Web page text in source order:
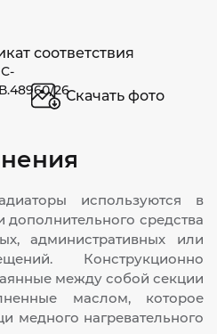
соответствия
26Скачать фото
используются в
дополнительного средства
административных или
Конструкционно
между собой секции
маслом, которое
медного нагревательного